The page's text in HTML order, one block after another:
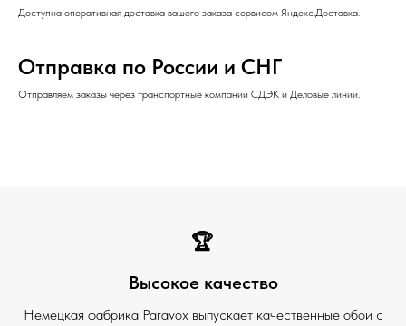
Доступна оперативная доставка вашего заказа сервисом Яндекс.Доставка.
Отправка по России и СНГ
Отправляем заказы через транспортные компании СДЭК и Деловые линии.
🏆
Высокое качество
Немецкая фабрика Paravox выпускает качественные обои с